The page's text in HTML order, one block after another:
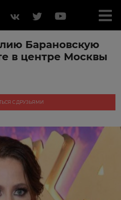
Барановскую
в центре Москвы
С ДРУЗЬЯМИ